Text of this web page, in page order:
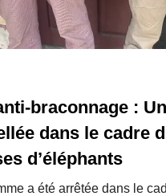
braconnage :
dans le cadre
d’éléphants
a été arrêtée dans le